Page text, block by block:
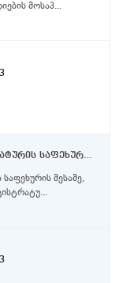
მოსაპ...
კონკურსი ბაკალავრიატის და მაგისტრატურის საფეხურების სტუდენტებისთვის ხრონინგენის უნივერსიტეტსა და ლუქსემბურგის უნივერსიტეტში
მესამე,